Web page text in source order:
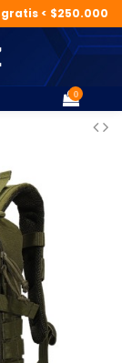
< $250.000
0